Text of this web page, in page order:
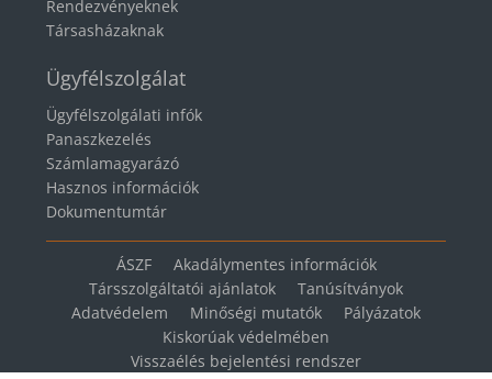
Rendezvényeknek
Társasházaknak
Ügyfélszolgálat
Ügyfélszolgálati infók
Panaszkezelés
Számlamagyarázó
Hasznos információk
Dokumentumtár
ÁSZF
Akadálymentes információk
Társszolgáltatói ajánlatok
Tanúsítványok
Adatvédelem
Minőségi mutatók
Pályázatok
Kiskorúak védelmében
Visszaélés bejelentési rendszer